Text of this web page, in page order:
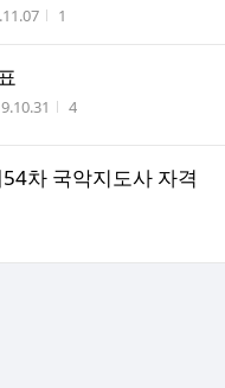
시간 조회수
1
성시간 조회수
4
차 국악지도사 자격